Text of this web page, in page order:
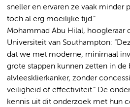
sneller en ervaren ze vaak minder
toch al erg moeilijke tijd.”
Mohammad Abu Hilal, hoogleraar
Universiteit van Southampton:
dat we met moderne, minimaal
grote stappen kunnen zetten in de
alvleesklierkanker, zonder
veiligheid of effectiviteit.” De
kennis uit dit onderzoek met hun